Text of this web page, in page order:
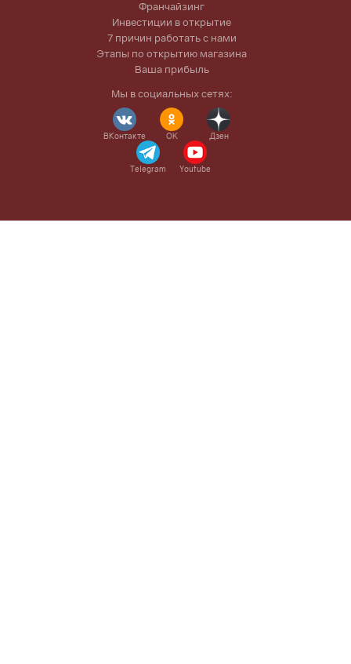
Франчайзинг
Инвестиции в открытие
7 причин работать с нами
Этапы по открытию магазина
Ваша прибыль
Мы в социальных сетях:
ВКонтакте OK Дзен
Telegram Youtube